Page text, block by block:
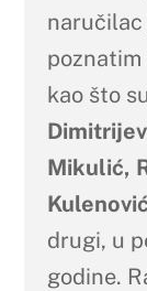
naručilac
kao što
Mikulić,
drugi, u
godine.